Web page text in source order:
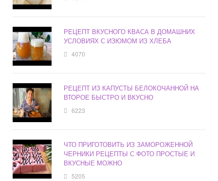
РЕЦЕПТ ВКУСНОГО КВАСА В ДОМАШНИХ
УСЛОВИЯХ С ИЗЮМОМ ИЗ ХЛЕБА
4070
РЕЦЕПТ ИЗ КАПУСТЫ БЕЛОКОЧАННОЙ НА
ВТОРОЕ БЫСТРО И ВКУСНО
6223
ЧТО ПРИГОТОВИТЬ ИЗ ЗАМОРОЖЕННОЙ
ЧЕРНИКИ РЕЦЕПТЫ С ФОТО ПРОСТЫЕ И
ВКУСНЫЕ МОЖНО
5205